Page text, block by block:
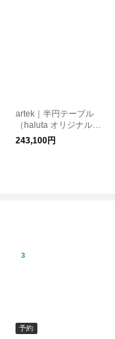
artek｜半円テーブル
（haluta オリジナルカ
ラー）
243,100円
予約